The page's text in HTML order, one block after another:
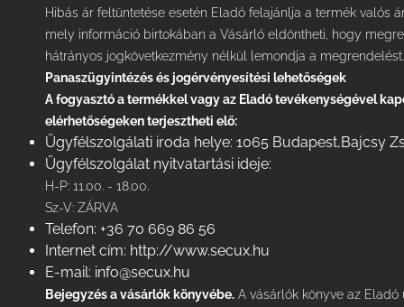
Hibás ár feltüntetése esetén Eladó felajánlja a termék valós
mely információ birtokában a Vásárló eldöntheti, hogy
hátrányos jogkövetkezmény nélkül lemondja a megrendelést.
Panaszügyintézés és jogérvényesítési lehetőségek
A fogyasztó a termékkel vagy az Eladó tevékenységével
elérhetőségeken terjesztheti elő:
Ügyfélszolgálati iroda helye: 1065 Budapest,Bajcsy
Ügyfélszolgálat nyitvatartási ideje:
H-P: 11.00. - 18.00.
Sz-V: ZÁRVA
Telefon: +36 70 669 86 56
Internet cím: http://www.secux.hu
E-mail: info@secux.hu
Bejegyzés a vásárlók könyvébe. A vásárlók könyve az